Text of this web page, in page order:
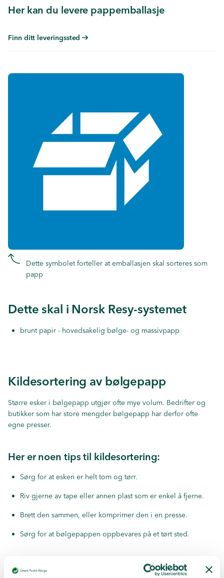
Her kan du levere pappemballasje
Finn ditt leveringssted
Dette symbolet forteller at emballasjen skal sorteres som
papp
Dette skal i Norsk Resy-systemet
brunt papir - hovedsakelig bølge- og massivpapp
Kildesortering av bølgepapp
Større esker i bølgepapp utgjør ofte mye volum. Bedrifter og
butikker som har store mengder bølgepapp har derfor ofte
egne presser.
Her er noen tips til kildesortering:
Sørg for at esken er helt tom og tørr.
Riv gjerne av tape eller annen plast som er enkel å fjerne.
Brett den sammen, eller komprimer den i en presse.
Sørg for at bølgepappen oppbevares på et tørt sted.